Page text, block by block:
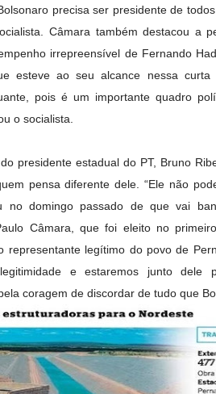
precisa ser presidente de
Câmara também destacou a
irrepreensível de Fernando
esteve ao seu alcance nessa curta
pois é um importante quadro
o socialista.
presidente estadual do PT, Bruno
pensa diferente dele. “Ele não
no domingo passado de que vai
Câmara, que foi eleito no
representante legítimo do povo de
e estaremos junto dele
coragem de discordar de tudo que